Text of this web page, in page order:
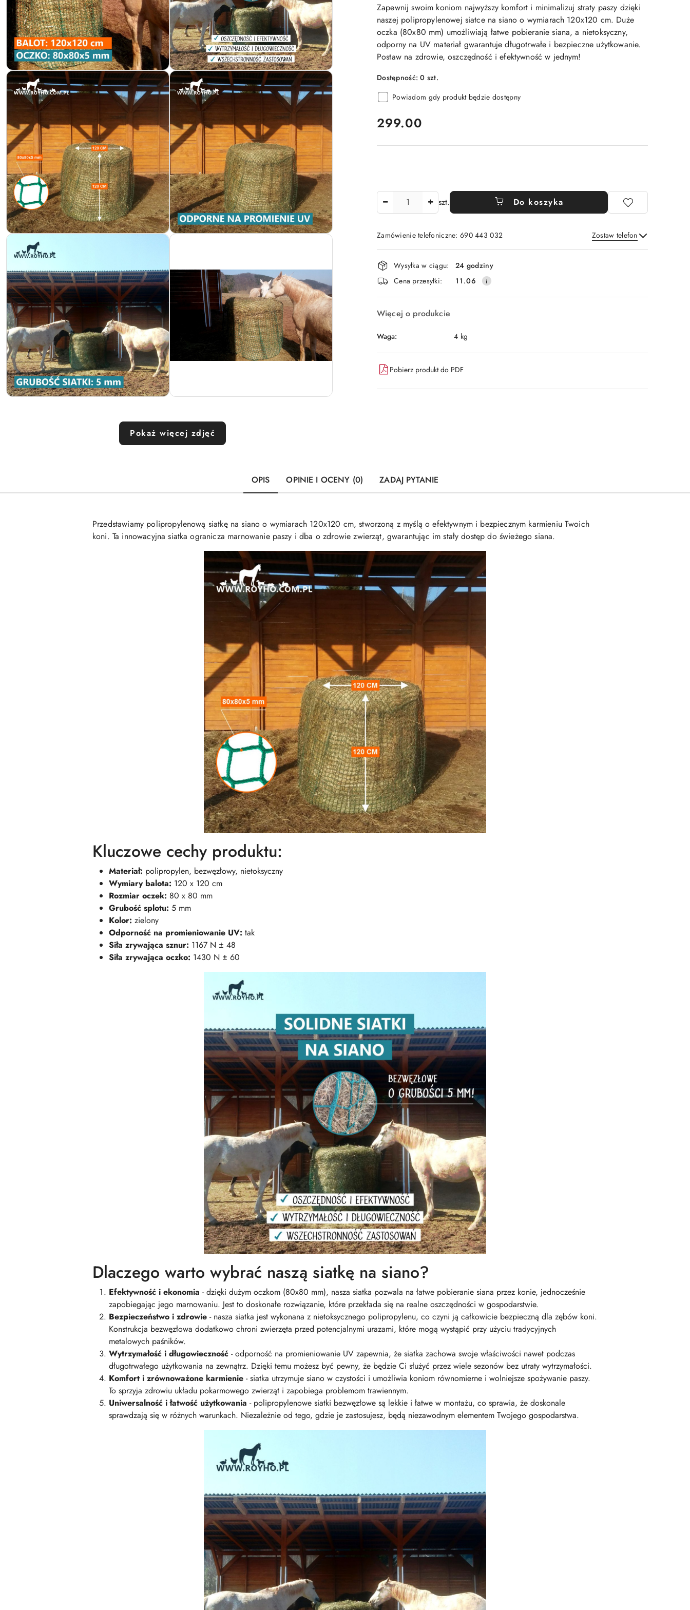
Pokaż więcej zdjęć
Zapewnij swoim koniom najwyższy komfort i minimalizuj straty paszy dzięki
naszej polipropylenowej siatce na siano o wymiarach 120x120 cm. Duże
oczka (80x80 mm) umożliwiają łatwe pobieranie siana, a nietoksyczny,
odporny na UV materiał gwarantuje długotrwałe i bezpieczne użytkowanie.
Postaw na zdrowie, oszczędność i efektywność w jednym!
Dostępność:0 szt.
Powiadom gdy produkt będzie dostępny
cena:
299.00
szt. Do koszyka
Zamówienie telefoniczne: 690 443 032 Zostaw telefon
Wyślij
Dostępność
i
dostawa
Wysyłka w ciągu:
24 godziny
Cena przesyłki:
11.06
Więcej o produkcie
Waga: 4 kg
Pobierz produkt do PDF
OPIS OPINIE I OCENY (0) ZADAJ PYTANIE
Przedstawiamy polipropylenową siatkę na siano o wymiarach 120x120 cm, stworzoną z myślą o efektywnym i bezpiecznym karmieniu Twoich
koni. Ta innowacyjna siatka ogranicza marnowanie paszy i dba o zdrowie zwierząt, gwarantując im stały dostęp do świeżego siana.
Kluczowe cechy produktu:
Materiał: polipropylen, bezwęzłowy, nietoksyczny
Wymiary balota: 120 x 120 cm
Rozmiar oczek: 80 x 80 mm
Grubość splotu: 5 mm
Kolor: zielony
Odporność na promieniowanie UV: tak
Siła zrywająca sznur: 1167 N ± 48
Siła zrywająca oczko: 1430 N ± 60
Dlaczego warto wybrać naszą siatkę na siano?
Efektywność i ekonomia - dzięki dużym oczkom (80x80 mm), nasza siatka pozwala na łatwe pobieranie siana przez konie, jednocześnie
zapobiegając jego marnowaniu. Jest to doskonałe rozwiązanie, które przekłada się na realne oszczędności w gospodarstwie.
Bezpieczeństwo i zdrowie - nasza siatka jest wykonana z nietoksycznego polipropylenu, co czyni ją całkowicie bezpieczną dla zębów koni.
Konstrukcja bezwęzłowa dodatkowo chroni zwierzęta przed potencjalnymi urazami, które mogą wystąpić przy użyciu tradycyjnych
metalowych paśników.
Wytrzymałość i długowieczność - odporność na promieniowanie UV zapewnia, że siatka zachowa swoje właściwości nawet podczas
długotrwałego użytkowania na zewnątrz. Dzięki temu możesz być pewny, że będzie Ci służyć przez wiele sezonów bez utraty wytrzymałości.
Komfort i zrównoważone karmienie - siatka utrzymuje siano w czystości i umożliwia koniom równomierne i wolniejsze spożywanie paszy.
To sprzyja zdrowiu układu pokarmowego zwierząt i zapobiega problemom trawiennym.
Uniwersalność i łatwość użytkowania - polipropylenowe siatki bezwęzłowe są lekkie i łatwe w montażu, co sprawia, że doskonale
sprawdzają się w różnych warunkach. Niezależnie od tego, gdzie je zastosujesz, będą niezawodnym elementem Twojego gospodarstwa.